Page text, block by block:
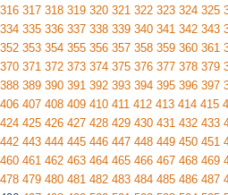
316 317 318 319 320 321 322 323 324 325
334 335 336 337 338 339 340 341 342 343
352 353 354 355 356 357 358 359 360 361
370 371 372 373 374 375 376 377 378 379
388 389 390 391 392 393 394 395 396 397
406 407 408 409 410 411 412 413 414 415
424 425 426 427 428 429 430 431 432 433
442 443 444 445 446 447 448 449 450 451
460 461 462 463 464 465 466 467 468 469
478 479 480 481 482 483 484 485 486 487